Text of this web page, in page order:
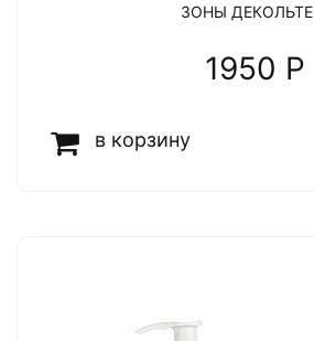
ЗОНЫ ДЕКОЛЬТЕ
1950 P
в корзину